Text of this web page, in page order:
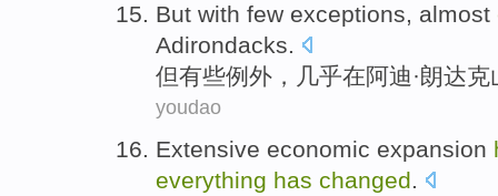
But with few exceptions, almost
Adirondacks.
但有些例外 ， 几乎在阿迪·朗达
youdao
Extensive economic expansion
everything has changed.